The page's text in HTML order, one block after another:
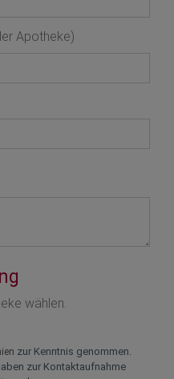
Apotheke)
wählen.
zur Kenntnis genommen.
zur Kontaktaufnahme
Text vergrößern +
Zeichenabstand